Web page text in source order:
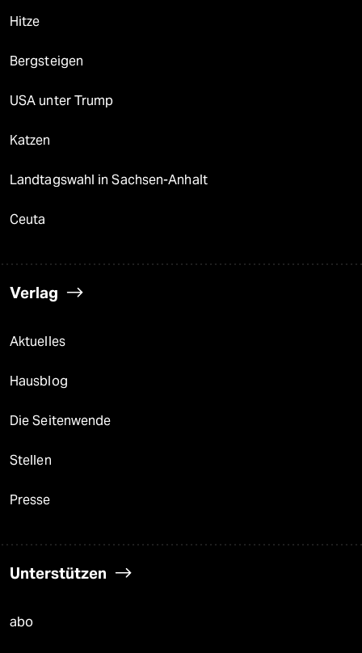
Hitze
Bergsteigen
USA unter Trump
Katzen
Landtagswahl in Sachsen-Anhalt
Ceuta
Verlag
Aktuelles
Hausblog
Die Seitenwende
Stellen
Presse
Unterstützen
abo